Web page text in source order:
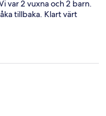
var 2 vuxna och 2 barn.
tillbaka. Klart värt